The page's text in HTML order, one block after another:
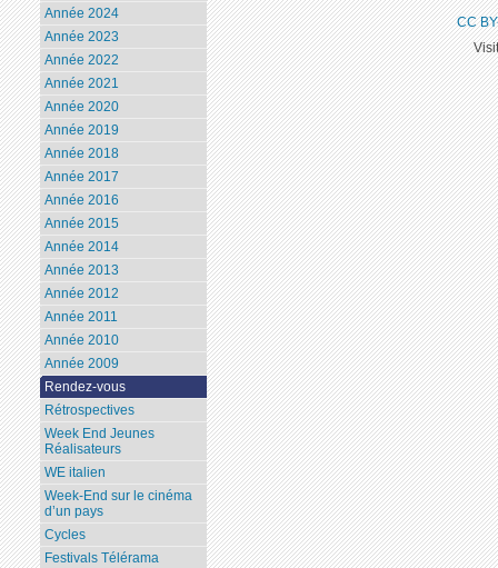
Année 2024
Année 2023
Année 2022
Année 2021
Année 2020
Année 2019
Année 2018
Année 2017
Année 2016
Année 2015
Année 2014
Année 2013
Année 2012
Année 2011
Année 2010
Année 2009
Rendez-vous
Rétrospectives
Week End Jeunes
Réalisateurs
WE italien
Week-End sur le cinéma
d’un pays
Cycles
Festivals Télérama
CC